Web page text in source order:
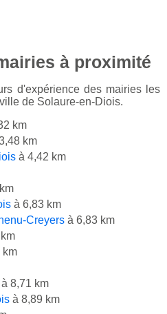
à proximité
d'expérience des mairies les
de Solaure-en-Diois.
km
km
à 4,42 km
à 6,83 km
Creyers à 6,83 km
km
à 8,71 km
à 8,89 km